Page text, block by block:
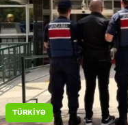
TÜRKIYƏ